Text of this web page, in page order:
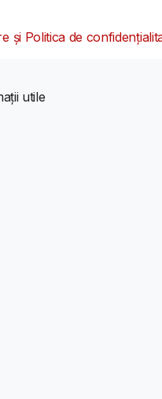
și Politica de
utile